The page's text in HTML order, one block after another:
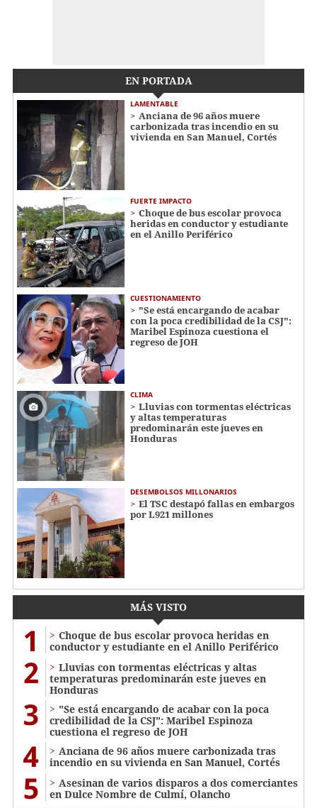
EN PORTADA
LAMENTABLE
Anciana de 96 años muere
carbonizada tras incendio en su
vivienda en San Manuel, Cortés
FUERTE IMPACTO
Choque de bus escolar provoca
heridas en conductor y estudiante
en el Anillo Periférico
CUESTIONAMIENTO
"Se está encargando de acabar
con la poca credibilidad de la CSJ":
Maribel Espinoza cuestiona el
regreso de JOH
CLIMA
Lluvias con tormentas eléctricas
y altas temperaturas
predominarán este jueves en
Honduras
DESEMBOLSOS MILLONARIOS
El TSC destapó fallas en embargos
por L921 millones
MÁS VISTO
1
Choque de bus escolar provoca heridas en
conductor y estudiante en el Anillo Periférico
2
Lluvias con tormentas eléctricas y altas
temperaturas predominarán este jueves en
Honduras
3
"Se está encargando de acabar con la poca
credibilidad de la CSJ": Maribel Espinoza
cuestiona el regreso de JOH
4
Anciana de 96 años muere carbonizada tras
incendio en su vivienda en San Manuel, Cortés
5
Asesinan de varios disparos a dos comerciantes
en Dulce Nombre de Culmí, Olancho